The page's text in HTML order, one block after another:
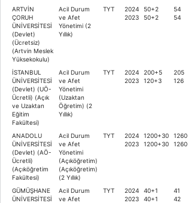
ARTVİN
ÇORUH
ÜNİVERSİTESİ
(Devlet)
(Ücretsiz)
(Artvin Meslek
Yüksekokulu)
Acil Durum
ve Afet
Yönetimi (2
Yıllık)
TYT
2024
2023
50+2
50+2
54
54
İSTANBUL
ÜNİVERSİTESİ
(Devlet) (UÖ-
Ücretli) (Açık
ve Uzaktan
Eğitim
Fakültesi)
Acil Durum
ve Afet
Yönetimi
(Uzaktan
Öğretim) (2
Yıllık)
TYT
2024
2023
200+5
120+3
205
126
ANADOLU
ÜNİVERSİTESİ
(Devlet) (AÖ-
Ücretli)
(Açıköğretim
Fakültesi)
Acil Durum
ve Afet
Yönetimi
(Açıköğretim)
(Açıköğretim)
(2 Yıllık)
TYT
2024
2023
1200+30
1200+30
1260
1260
GÜMÜŞHANE
ÜNİVERSİTESİ
Acil Durum
ve Afet
TYT
2024
2023
40+1
40+1
41
42